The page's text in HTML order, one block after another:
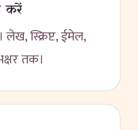
करें
स्क्रिप्ट, ईमेल,
तक।